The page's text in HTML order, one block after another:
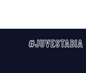
#JUVESTABIA